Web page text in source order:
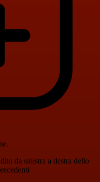
da sinistra a destra dello